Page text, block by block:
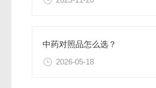
中药对照品怎么选？
2026-05-18